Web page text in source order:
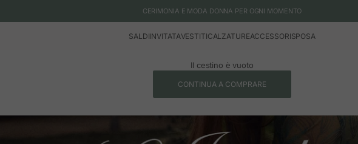
CERIMONIA E MODA DONNA PER OGNI MOMENTO
SALDIINVITATAVESTITICALZATUREACCESSORISPOSA
Il cestino è vuoto
CONTINUA A COMPRARE